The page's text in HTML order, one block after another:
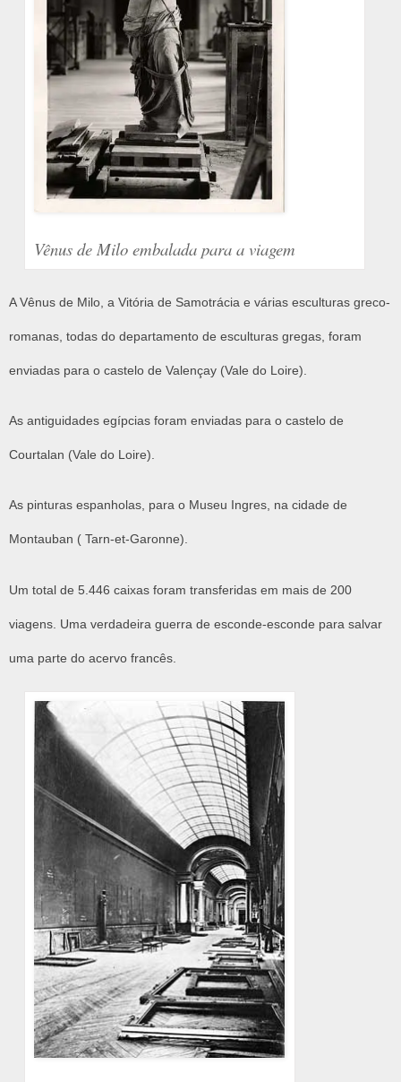
Vênus de Milo embalada para a viagem
A Vênus de Milo, a Vitória de Samotrácia e várias esculturas greco-
romanas, todas do departamento de esculturas gregas, foram
enviadas para o castelo de Valençay (Vale do Loire).
As antiguidades egípcias foram enviadas para o castelo de
Courtalan (Vale do Loire).
As pinturas espanholas, para o Museu Ingres, na cidade de
Montauban ( Tarn-et-Garonne).
Um total de 5.446 caixas foram transferidas em mais de 200
viagens. Uma verdadeira guerra de esconde-esconde para salvar
uma parte do acervo francês.